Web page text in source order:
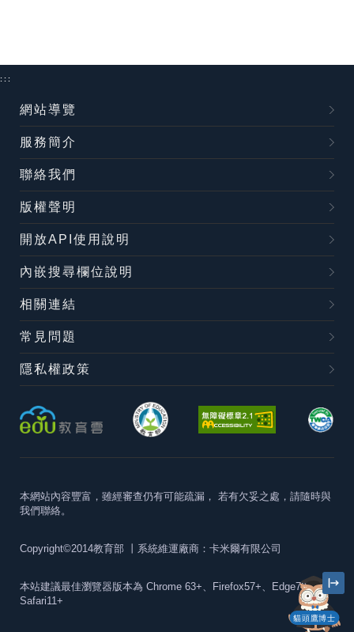
貓頭鷹博士
:::
網站導覽
服務簡介
聯絡我們
版權聲明
開放API使用說明
內嵌搜尋欄位說明
相關連結
常見問題
隱私權政策
本網站內容豐富，雖經審查仍有可能疏漏， 若有欠妥之處，請隨時與
我們聯絡。
Copyright©2014教育部 丨系統維運廠商：卡米爾有限公司
本站建議最佳瀏覽器版本為 Chrome 63+、Firefox57+、Edge79+及
Safari11+